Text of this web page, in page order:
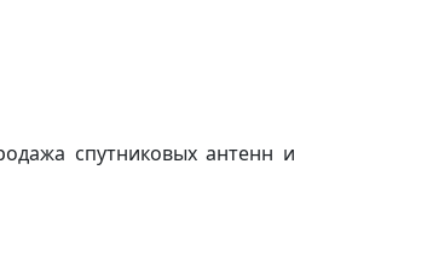
спутниковых антенн и